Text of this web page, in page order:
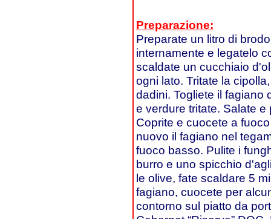
Preparazione:
Preparate un litro di
internamente e legatelo
scaldate un cucchiaio
ogni lato. Tritate la
dadini. Togliete il fagiano
e verdure tritate. Salate
Coprite e cuocete a
nuovo il fagiano nel
fuoco basso. Pulite i
burro e uno spicchio
le olive, fate scaldare 5
fagiano, cuocete per
contorno sul piatto da